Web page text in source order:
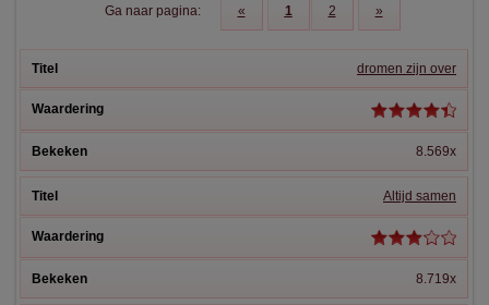
Ga naar pagina: « 1 2 »
dromen zijn over
8.569x
Altijd samen
8.719x